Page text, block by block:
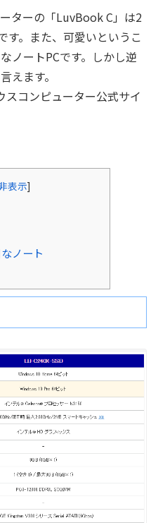
ターの「LuvBook C」は2
す。また、可愛いというこ
ノートPCです。しかし逆
えます。
コンピューター公式サイ
表示]
ノート